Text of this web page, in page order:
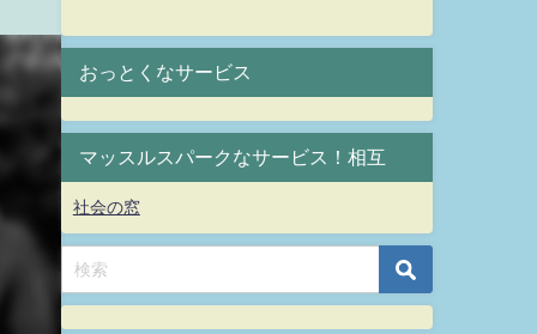
おっとくなサービス
マッスルスパークなサービス！相互
社会の窓